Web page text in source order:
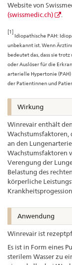
Website von
(swissmedic.ch)
[1]
Idiopathische PAH:
unbekannt ist. Wenn
bedeutet das, dass sie
oder Auslöser für die
arterielle Hypertonie
der Patientinnen und
Wirkung
Winrevair enthält
Wachstumsfaktoren,
an den
Wachstumsfaktoren
Verengung der
Belastung des
körperliche
Anwendung
Winrevair ist
Es ist in Form eines
sterilem Wasser zu